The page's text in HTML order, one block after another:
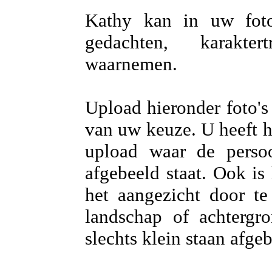
Kathy kan in uw
gedachten,
waarnemen.
Upload hieronder
van uw keuze. U heeft
upload waar de
afgebeeld staat. Ook
het aangezicht door
landschap of
slechts klein staan